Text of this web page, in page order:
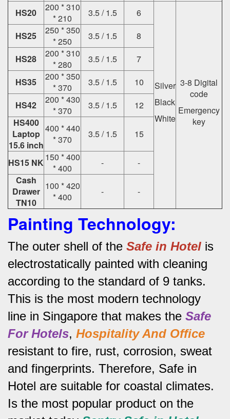
HS20
200 * 310
* 210
3.5 / 1.5 6
Silver
Black
White
3-8 Digital
code
Emergency
key
HS25
250 * 350
* 250
3.5 / 1.5
8
HS28
200 * 310
* 280
3.5 / 1.5
7
HS35
200 * 350
* 370
3.5 / 1.5
10
HS42
200 * 430
* 370
3.5 / 1.5
12
HS400
Laptop
15.6 inch
400 * 440
* 370
3.5 / 1.5 15
HS15 NK 150 * 400
* 400
-
-
Cash
Drawer
TN10
100 * 420
* 400
- -
Painting Technology:
The outer shell of the Safe in Hotel is
electrostatically painted with cleaning
according to the standard of 9 tanks.
This is the most modern technology
line in Singapore that makes the Safe
For Hotels, Hospitality And Office
resistant to fire, rust, corrosion, sweat
and fingerprints. Therefore, Safe in
Hotel are suitable for coastal climates.
Is the most popular product on the